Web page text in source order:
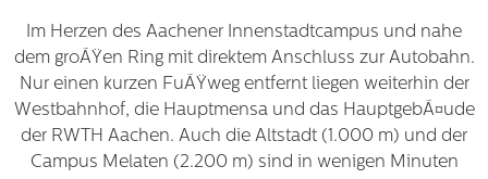
Im Herzen des Aachener Innenstadtcampus und nahe
dem groÃŸen Ring mit direktem Anschluss zur Autobahn.
Nur einen kurzen FuÃŸweg entfernt liegen weiterhin der
Westbahnhof, die Hauptmensa und das HauptgebÃ¤ude
der RWTH Aachen. Auch die Altstadt (1.000 m) und der
Campus Melaten (2.200 m) sind in wenigen Minuten